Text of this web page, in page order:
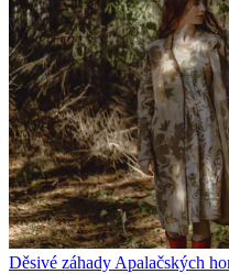
Děsivé záhady Apalačských